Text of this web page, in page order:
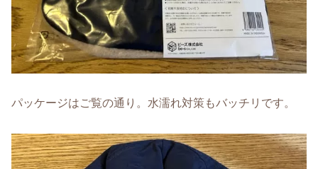
パッケージはご覧の通り。水濡れ対策もバッチリです。